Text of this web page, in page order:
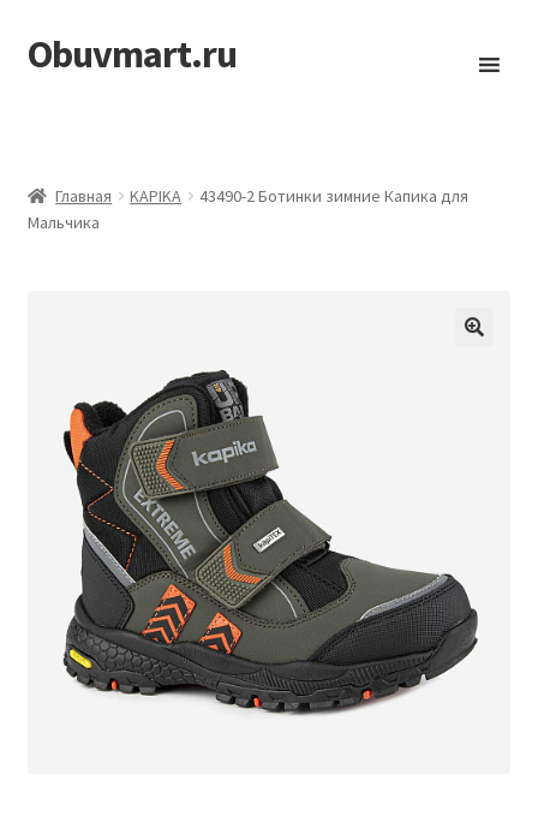
Перейти
к
Перейти
к
Obuvmart.ru
Главная KAPIKA
43490-2 Ботинки зимние Капика для
Мальчика